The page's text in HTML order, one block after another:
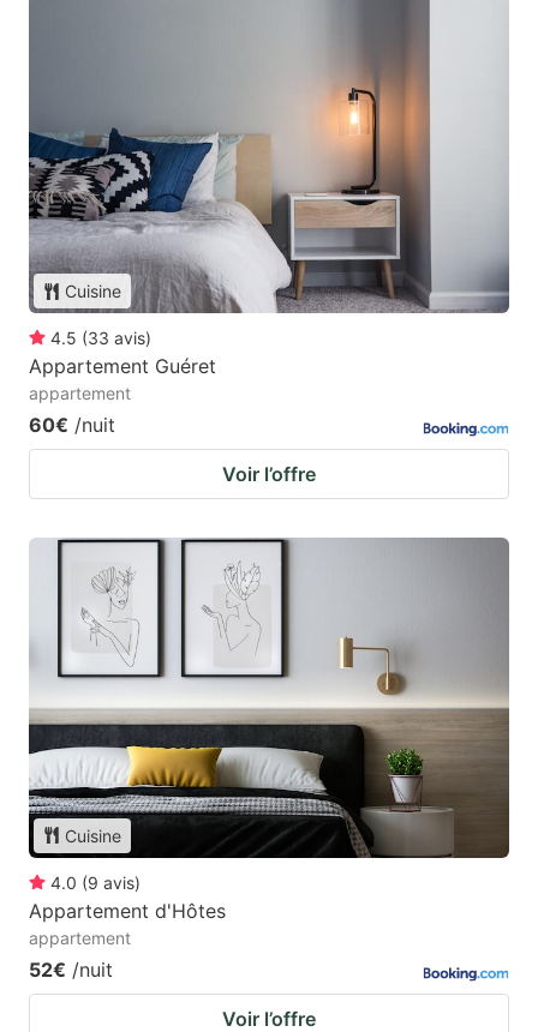
Cuisine
4.5 (33 avis)
Appartement Guéret
appartement
60€ /nuit
Voir l’offre
Cuisine
4.0 (9 avis)
Appartement d'Hôtes
appartement
52€ /nuit
Voir l’offre